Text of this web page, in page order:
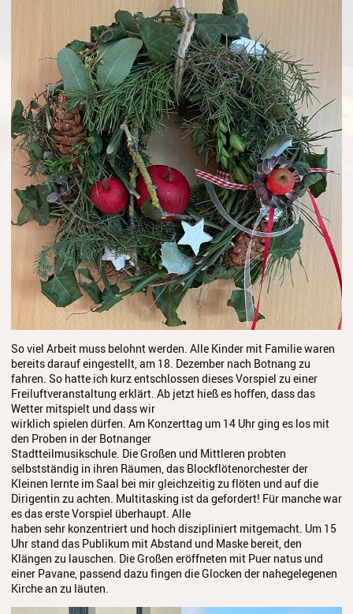
Musikproduktion, DJing und
Recording
Musiktheater - Stage
Coaching
Musiktheorie
Musiktherapie
MuM - Musikunterricht für
Menschen mit Behinderung
RockPopJazz
Schlaginstrumente
Streichinstrumente
Tasteninstrumente
Zupfinstrumente
Unsere Lehrkräfte
Standorte
Ensembles
Talentförderung
Gebühren
Ermäßigungen
Fördermöglichkeiten
Mietinstrumente
So viel Arbeit muss belohnt werden. Alle Kinder mit Familie waren
bereits darauf eingestellt, am 18. Dezember nach Botnang zu
fahren. So hatte ich kurz entschlossen dieses Vorspiel zu einer
Freiluftveranstaltung erklärt. Ab jetzt hieß es hoffen, dass das
Wetter mitspielt und dass wir
wirklich spielen dürfen. Am Konzerttag um 14 Uhr ging es los mit
den Proben in der Botnanger
Stadtteilmusikschule. Die Großen und Mittleren probten
selbstständig in ihren Räumen, das Blockflötenorchester der
Kleinen lernte im Saal bei mir gleichzeitig zu flöten und auf die
Dirigentin zu achten. Multitasking ist da gefordert! Für manche war
es das erste Vorspiel überhaupt. Alle
haben sehr konzentriert und hoch diszipliniert mitgemacht. Um 15
Uhr stand das Publikum mit Abstand und Maske bereit, den
Klängen zu lauschen. Die Großen eröffneten mit Puer natus und
einer Pavane, passend dazu fingen die Glocken der nahegelegenen
Kirche an zu läuten.